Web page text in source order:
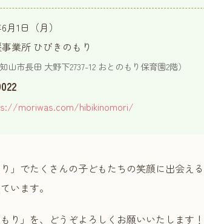
月1日（月）
業所 ひびきのもり
山市長田 大野下2737-12 おとのもり保育園2階）
moriwas.com/hibikinomori/
」でたくさんの子どもたちの笑顔に出会え
います。
り」を、どうぞよろしくお願いいたします！